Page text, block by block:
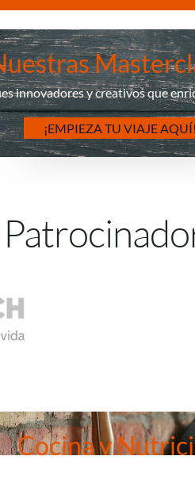
innovadores y creativos que
¡EMPIEZA TU VIAJE AQUÍ!
Cocina y